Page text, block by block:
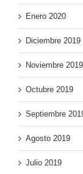
Enero 2020
Diciembre 2019
Noviembre 2019
Octubre 2019
Septiembre
Agosto 2019
Julio 2019